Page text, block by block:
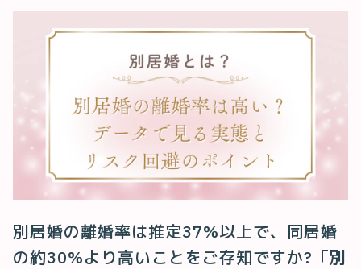
別居婚の離婚率は推定37%以上で、同居婚
の約30%より高いことをご存知ですか?「別